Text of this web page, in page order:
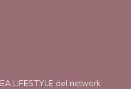
LIFESTYLE del network